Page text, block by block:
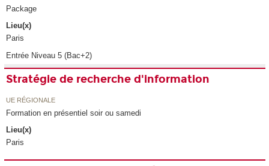
Package
Lieu(x)
Paris
Entrée Niveau 5 (Bac+2)
Stratégie de recherche d'information
UE RÉGIONALE
Formation en présentiel soir ou samedi
Lieu(x)
Paris